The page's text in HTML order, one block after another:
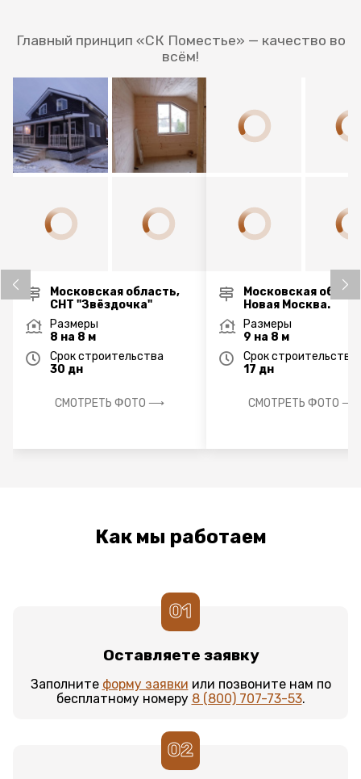
Главный принцип «СК Поместье» — качество во
всём!
Московская область,
СНТ "Звёздочка"
Размеры
8 на 8 м
Срок строительства
30 дн
СМОТРЕТЬ ФОТО ⟶
Московская
Новая Москва.
Размеры
9 на 8 м
Срок строительства
17 дн
СМОТРЕТЬ ФОТО ⟶
Как мы работаем
01
Оставляете заявку
Заполните форму заявки или позвоните нам по
бесплатному номеру 8 (800) 707-73-53.
02